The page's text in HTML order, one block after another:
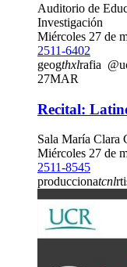
Auditorio de
Investigación
Miércoles 27 de
2511-6402
geogthxlrafia
27MAR
Recital:
Sala María Clara
Miércoles 27 de
2511-8545
produccionatcnl